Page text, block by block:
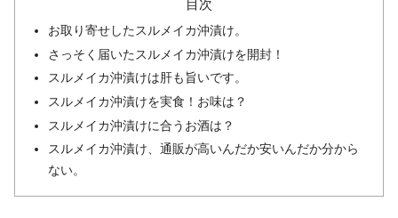
目次
お取り寄せしたスルメイカ沖漬け。
さっそく届いたスルメイカ沖漬けを開封！
スルメイカ沖漬けは肝も旨いです。
スルメイカ沖漬けを実食！お味は？
スルメイカ沖漬けに合うお酒は？
スルメイカ沖漬け、通販が高いんだか安いんだか分から
ない。